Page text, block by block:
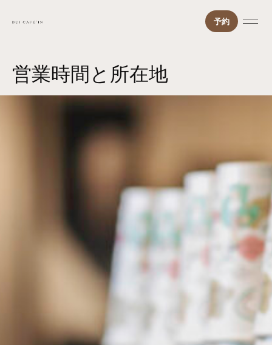
予約
営業時間と所在地